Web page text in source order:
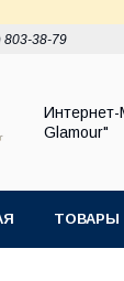
803-38-79
Интернет-
Glamour"
ТОВАРЫ